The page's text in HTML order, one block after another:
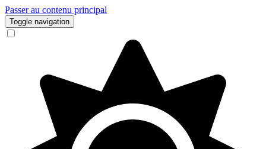
Passer au contenu principal
Toggle navigation